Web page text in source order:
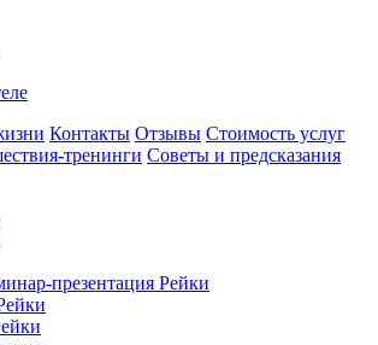
Контакты Отзывы Стоимость услуг
тренинги Советы и предсказания
презентация Рейки